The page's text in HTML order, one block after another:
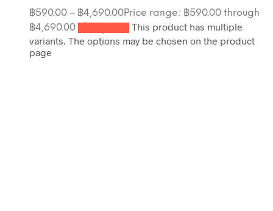
฿590.00 – ฿4,690.00Price range: ฿590.00 through
฿4,690.00
This product has multiple
variants. The options may be chosen on the product
page